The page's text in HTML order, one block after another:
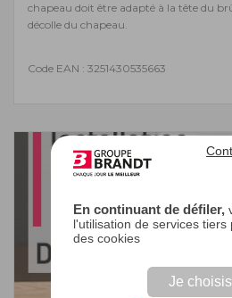
En continuant de défiler,
l'utilisation de services tiers
des cookies
Je choisis
chapeau doit être adapté à la tête du
décolle du chapeau.
Code EAN : 3251430535663